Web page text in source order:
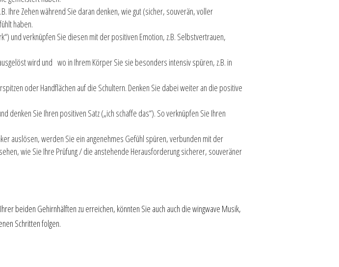
Ihre Zehen während Sie daran denken, wie gut (sicher, souverän, voller
haben.
und verknüpfen Sie diesen mit der positiven Emotion, z.B. Selbstvertrauen,
wird und wo in Ihrem Körper Sie sie besonders intensiv spüren, z.B. in
oder Handflächen auf die Schultern. Denken Sie dabei weiter an die positive
denken Sie Ihren positiven Satz („ich schaffe das“). So verknüpfen Sie Ihren
auslösen, werden Sie ein angenehmes Gefühl spüren, verbunden mit der
wie Sie Ihre Prüfung / die anstehende Herausforderung sicherer, souveräner
beiden Gehirnhälften zu erreichen, könnten Sie auch auch die wingwave Musik,
Schritten folgen.